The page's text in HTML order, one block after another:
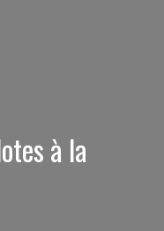
à la